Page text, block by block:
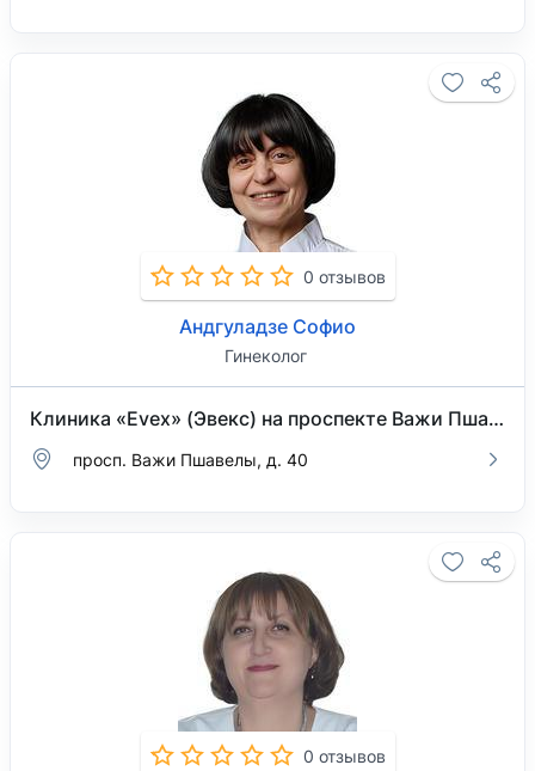
0 отзывов
Андгуладзе Софио
Гинеколог
Клиника «Evex» (Эвекс) на проспекте Важи Пшавелы
просп. Важи Пшавелы, д. 40
0 отзывов